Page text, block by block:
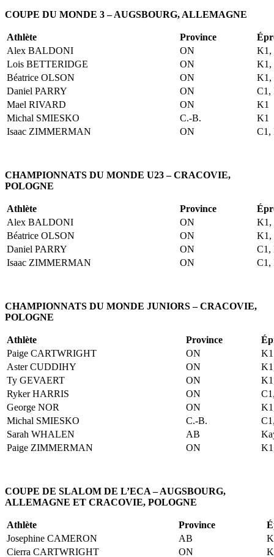
COUPE DU MONDE 3 – AUGSBOURG, ALLEMAGNE
Athlète Province
Alex BALDONI
ON
K1,
Lois BETTERIDGE
ON
K1,
Béatrice OLSON
ON
K1,
Daniel PARRY
ON
C1,
Mael RIVARD
ON
K1
Michal SMIESKO
C.-B.
K1
Isaac ZIMMERMAN
ON C1,
CHAMPIONNATS DU MONDE U23 – CRACOVIE,
POLOGNE
Athlète Province
Alex BALDONI
ON
K1,
Béatrice OLSON
ON
K1,
Daniel PARRY
ON
C1,
Isaac ZIMMERMAN
ON C1,
CHAMPIONNATS DU MONDE JUNIORS – CRACOVIE,
POLOGNE
Athlète Province
Paige CARTWRIGHT
ON
K1
Aster CUDDIHY
ON
Ty GEVAERT
ON
Ryker HARRIS
ON
George NOR
ON
Michal SMIESKO
C.-B.
Sarah WHALEN
AB
Paige ZIMMERMAN
ON
COUPE DE SLALOM DE L’ECA – AUGSBOURG,
ALLEMAGNE ET CRACOVIE, POLOGNE
Athlète Province
Josephine CAMERON
AB
Cierra CARTWRIGHT
ON